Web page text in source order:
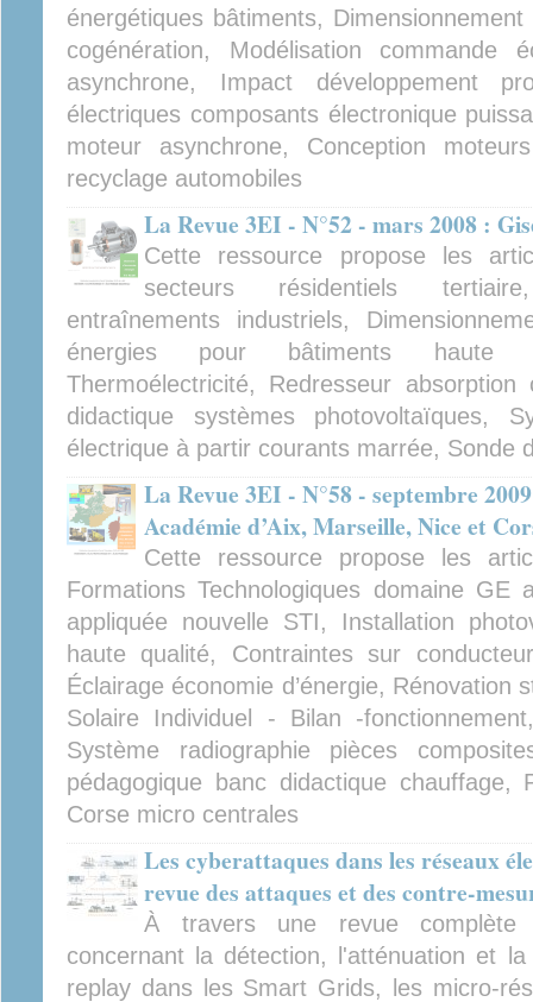
énergétiques bâtiments,
cogénération, Modélisation commande
asynchrone, Impact développement
électriques composants électronique
moteur asynchrone, Conception
recyclage automobiles
La Revue 3EI - N°52 - mars 2008 :
Cette ressource propose les
secteurs résidentiels
entraînements industriels,
énergies pour bâtiments haute
Thermoélectricité, Redresseur
didactique systèmes photovoltaïques,
électrique à partir courants marrée, Sonde
La Revue 3EI - N°58 - septembre
Académie d’Aix, Marseille, Nice et
Cette ressource propose les
Formations Technologiques domaine GE
appliquée nouvelle STI, Installation
haute qualité, Contraintes sur
Éclairage économie d’énergie, Rénovation
Solaire Individuel - Bilan -
Système radiographie pièces
pédagogique banc didactique chauffage,
Corse micro centrales
Les cyberattaques dans les réseaux
revue des attaques et des contre-
À travers une revue
concernant la détection, l'atténuation et
replay dans les Smart Grids, les micro-